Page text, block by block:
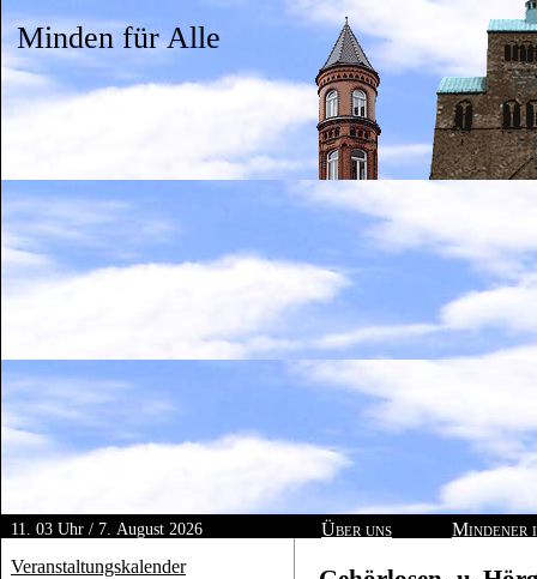
Minden für Alle
11. 03 Uhr / 7. August 2026 Über uns
Mindener
Veranstaltungskalender